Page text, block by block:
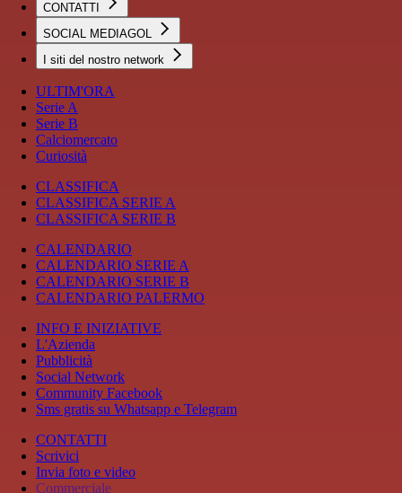
CONTATTI
SOCIAL MEDIAGOL
I siti del nostro network
ULTIM'ORA
Serie A
Serie B
Calciomercato
Curiosità
CLASSIFICA
CLASSIFICA SERIE A
CLASSIFICA SERIE B
CALENDARIO
CALENDARIO SERIE A
CALENDARIO SERIE B
CALENDARIO PALERMO
INFO E INIZIATIVE
L'Azienda
Pubblicità
Social Network
Community Facebook
Sms gratis su Whatsapp e Telegram
CONTATTI
Scrivici
Invia foto e video
Commerciale